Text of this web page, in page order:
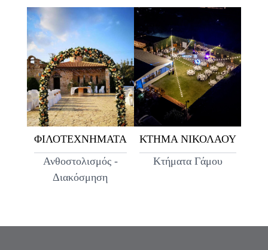
ΦΙΛΟΤΕΧΝΗΜΑΤΑ
Ανθοστολισμός -
Διακόσμηση
ΚΤΗΜΑ ΝΙΚΟΛΑΟΥ
Κτήματα Γάμου